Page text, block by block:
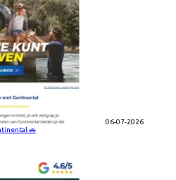
06-07-2026
🚗